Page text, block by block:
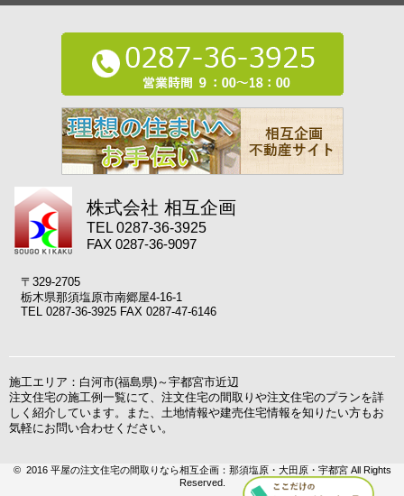
株式会社 相互企画
TEL 0287-36-3925
FAX 0287-36-9097
〒329-2705
栃木県那須塩原市南郷屋4-16-1
TEL 0287-36-3925 FAX 0287-47-6146
施工エリア：白河市(福島県)～宇都宮市近辺
注文住宅の施工例一覧にて、注文住宅の間取りや注文住宅のプランを詳
しく紹介しています。また、土地情報や建売住宅情報を知りたい方もお
気軽にお問い合わせください。
© 2016 平屋の注文住宅の間取りなら相互企画：那須塩原・大田原・宇都宮 All Rights
Reserved.